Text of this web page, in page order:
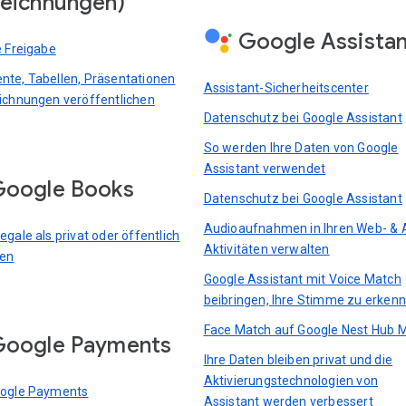
Freigabe
Tabellen, Präsentationen
veröffentlichen
Books
als privat oder öffentlich
Payments
Payments
Google
Assistant-Sicherheitscenter
Datenschutz bei Google Assistant
So werden Ihre Daten von Google
Assistant verwendet
Datenschutz bei Google Assistant
Audioaufnahmen in Ihren Web- &
Aktivitäten verwalten
Google Assistant mit Voice Match
beibringen, Ihre Stimme zu
Face Match auf Google Nest Hub
Ihre Daten bleiben privat und die
Aktivierungstechnologien von
Assistant werden verbessert